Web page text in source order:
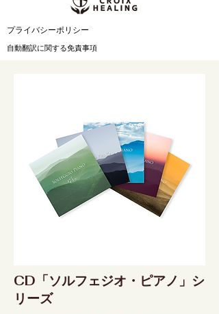
​プライバシーポリシー
自動翻訳に関する免責事項
CD「ソルフェジオ・ピアノ」シ
リーズ